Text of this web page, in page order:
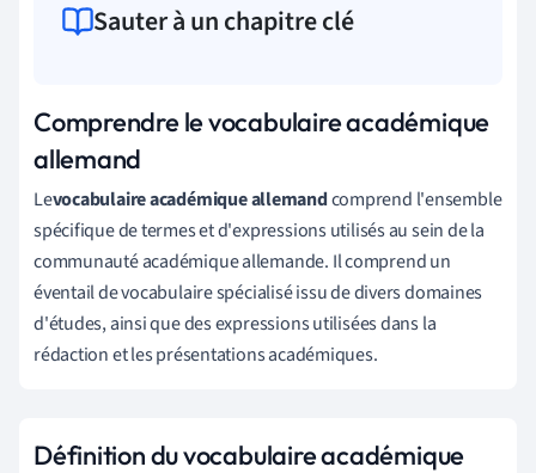
Sauter à un chapitre clé
Comprendre le vocabulaire académique
allemand
Levocabulaire académique allemandcomprend l'ensemble
spécifique de termes et d'expressions utilisés au sein de la
communauté académique allemande. Il comprend un
éventail de vocabulaire spécialisé issu de divers domaines
d'études, ainsi que des expressions utilisées dans la
rédaction et les présentations académiques.
Définition du vocabulaire académique